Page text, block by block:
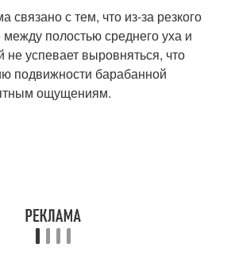
связано с тем, что из-за резкого
полостью среднего уха и
успевает выровняться, что
подвижности барабанной
ощущениям.